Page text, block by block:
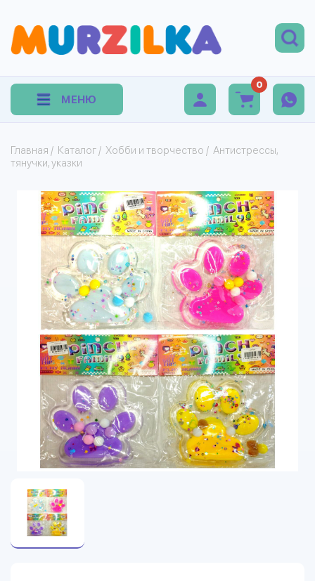
МЕНЮ
0
Главная / Каталог / Хобби и творчество / Антистрессы,
тянучки, указки